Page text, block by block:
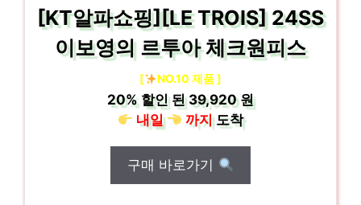
[KT알파쇼핑][LE TROIS] 24SS
이보영의 르투아 체크원피스
[ NO.10 제품 ]
20%할인 된39,920 원
내일
까지도착
구매 바로가기